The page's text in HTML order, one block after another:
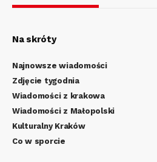
Na skróty
Najnowsze wiadomości
Zdjęcie tygodnia
Wiadomości z krakowa
Wiadomości z Małopolski
Kulturalny Kraków
Co w sporcie